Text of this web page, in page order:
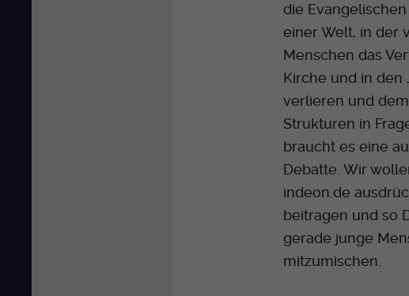
die
einer Welt, in der
Menschen das
Kirche und in den
verlieren und
Strukturen in
braucht es eine
Debatte. Wir
indeon.de
beitragen und so
gerade junge
mitzumischen.